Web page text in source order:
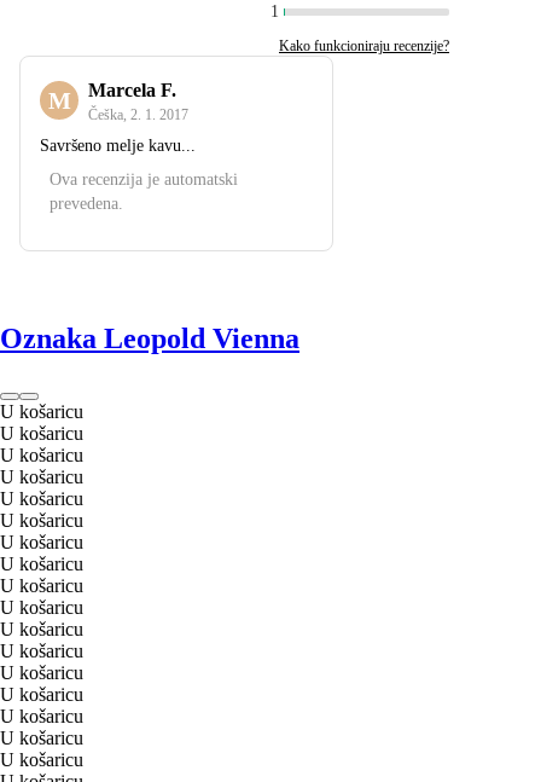
1
Kako funkcioniraju recenzije?
M Marcela F.
Češka 2. 1. 2017
Savršeno melje kavu...
Ova recenzija je automatski
prevedena.
Oznaka Leopold Vienna
U košaricu
U košaricu
U košaricu
U košaricu
U košaricu
U košaricu
U košaricu
U košaricu
U košaricu
U košaricu
U košaricu
U košaricu
U košaricu
U košaricu
U košaricu
U košaricu
U košaricu